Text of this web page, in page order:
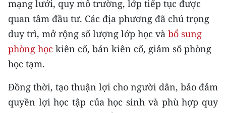
CHƯƠNG TRÌNH OCOP - MỖI XÃ
MỘT SẢN PHẨM
RADIO
MEDIA CENTER
mạng lưới, quy mô trường, lớp tiếp tục được
quan tâm đầu tư. Các địa phương đã chú trọng
duy trì, mở rộng số lượng lớp học và bổ sung
phòng học kiên cố, bán kiên cố, giảm số phòng
học tạm.
Đồng thời, tạo thuận lợi cho người dân, bảo đảm
quyền lợi học tập của học sinh và phù hợp quy